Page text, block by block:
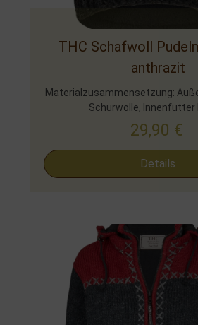
THC Schafwoll
anthrazit
Materialzusammensetzung:
Schurwolle, Innenfutter
29,90 €
Details